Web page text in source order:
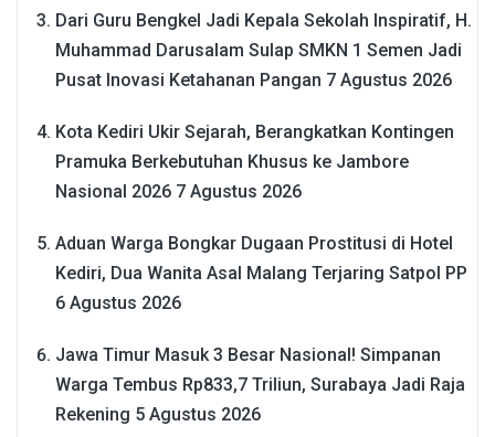
Dari Guru Bengkel Jadi Kepala Sekolah Inspiratif, H.
Muhammad Darusalam Sulap SMKN 1 Semen Jadi
Pusat Inovasi Ketahanan Pangan 7 Agustus 2026
Kota Kediri Ukir Sejarah, Berangkatkan Kontingen
Pramuka Berkebutuhan Khusus ke Jambore
Nasional 2026 7 Agustus 2026
Aduan Warga Bongkar Dugaan Prostitusi di Hotel
Kediri, Dua Wanita Asal Malang Terjaring Satpol PP
6 Agustus 2026
Jawa Timur Masuk 3 Besar Nasional! Simpanan
Warga Tembus Rp833,7 Triliun, Surabaya Jadi Raja
Rekening 5 Agustus 2026